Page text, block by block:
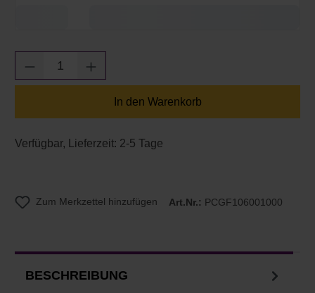
Produkt Anzahl: Gib den gewünschten
In den Warenkorb
Verfügbar, Lieferzeit: 2-5 Tage
Zum Merkzettel hinzufügen Art.Nr.: PCGF106001000
BESCHREIBUNG